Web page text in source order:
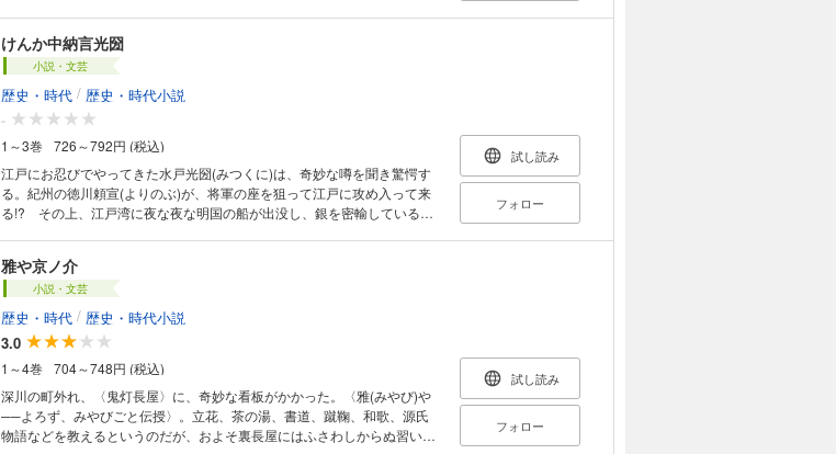
惑している。なんでも大御所のお気に入りの大奥女中が行方不明となり、
その探索を命ぜられているという。興味が湧いた左京亮は、女探しを始め
ることに……。が、この騒動、裏では江戸城内で権力をふるう大物の、あ
らたな悪だくみと繋がっていた。剣豪と謳われた前将軍の“良き友”が、徳
川の世を守るため、ついに立ち上がる！
けんか中納言光圀
小説・文芸
歴史・時代 / 歴史・時代小説
-
1～3巻
726～792円 (税込)
江戸にお忍びでやってきた水戸光圀(みつくに)は、奇妙な噂を聞き驚愕す
る。紀州の徳川頼宣(よりのぶ)が、将軍の座を狙って江戸に攻め入って来
る!? その上、江戸湾に夜な夜な明国の船が出没し、銀を密輸しているだ
だった。若き日の水戸黄門が活躍する新シリーズ第一弾！
試し読み
フォロー
雅や京ノ介
小説・文芸
歴史・時代 / 歴史・時代小説
3.0
1～4巻
704～748円 (税込)
深川の町外れ、〈鬼灯長屋〉に、奇妙な看板がかかった。〈雅(みやび)や
──よろず、みやびごと伝授〉。立花、茶の湯、書道、蹴鞠、和歌、源氏
物語などを教えるというのだが、およそ裏長屋にはふさわしからぬ習い
試し読み
フォロー